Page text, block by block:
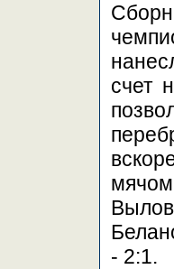
счет
- 2:1.